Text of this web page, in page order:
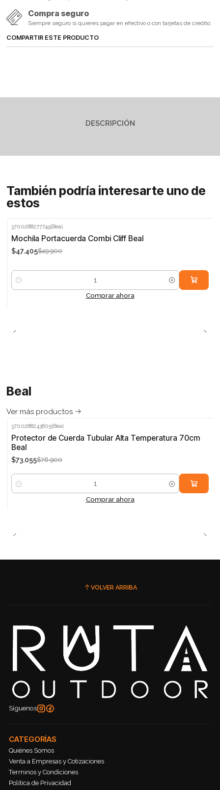
Compra seguro
Siempre seguro si quieres pagar en efectivo o con tarjetas de credito.
COMPARTIR ESTE PRODUCTO
DESCRIPCIÓN
También podría interesarte uno de
estos
-5%
3700288277749|Beal
Mochila Portacuerda Combi Cliff Beal
$47.405$49.900
Cantidad
Comprar ahora
Beal
Ver más productos
-5%
3700288243805 Beal
Protector de Cuerda Tubular Alta Temperatura 70cm
Beal
$73.055$76.900
Cantidad
Comprar ahora
VOLVER ARRIBA
Síguenos
CATEGORÍAS
Quiénes Somos
Venta a Empresas y Cotizaciones
Terminos y Condiciones
Política de Privacidad